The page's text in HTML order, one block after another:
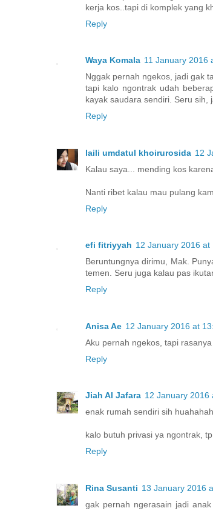
kerja kos..tapi di komplek yang
Reply
Waya Komala 11 January 2016
Nggak pernah ngekos, jadi gak
tapi kalo ngontrak udah
kayak saudara sendiri. Seru
Reply
laili umdatul khoirurosida 12
Kalau saya... mending kos
Nanti ribet kalau mau pulang
Reply
efi fitriyyah 12 January 2016 at
Beruntungnya dirimu, Mak.
temen. Seru juga kalau pas
Reply
Anisa Ae 12 January 2016 at
Aku pernah ngekos, tapi
Reply
Jiah Al Jafara 12 January 2016
enak rumah sendiri sih huahahah
kalo butuh privasi ya ngontrak,
Reply
Rina Susanti 13 January 2016
gak pernah ngerasain jadi